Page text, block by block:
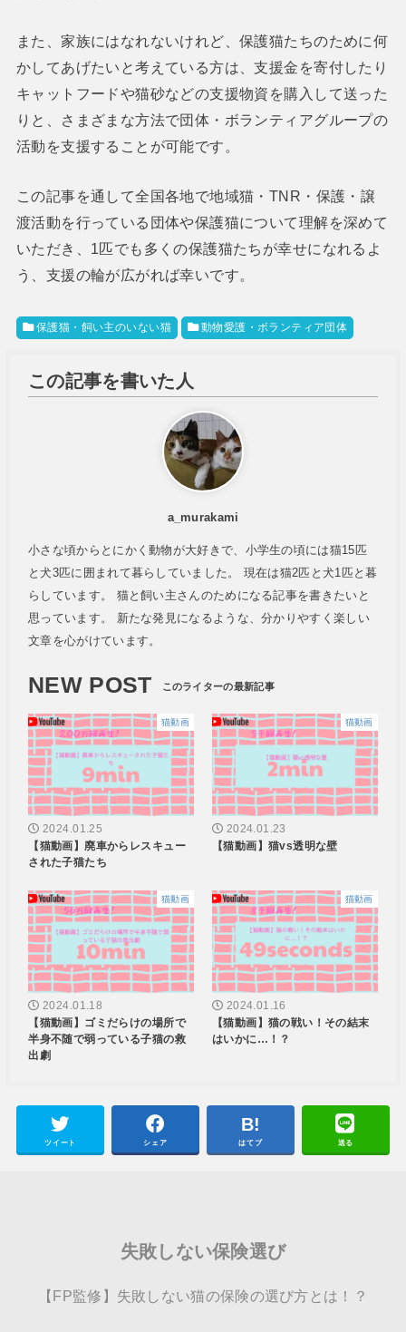
また、家族にはなれないけれど、保護猫たちのために何
かしてあげたいと考えている方は、支援金を寄付したり
キャットフードや猫砂などの支援物資を購入して送った
りと、さまざまな方法で団体・ボランティアグループの
活動を支援することが可能です。
この記事を通して全国各地で地域猫・TNR・保護・譲
渡活動を行っている団体や保護猫について理解を深めて
いただき、1匹でも多くの保護猫たちが幸せになれるよ
う、支援の輪が広がれば幸いです。
保護猫・飼い主のいない猫 動物愛護・ボランティア団体
この記事を書いた人
a_murakami
小さな頃からとにかく動物が大好きで、小学生の頃には猫15匹
と犬3匹に囲まれて暮らしていました。 現在は猫2匹と犬1匹と暮
らしています。 猫と飼い主さんのためになる記事を書きたいと
思っています。 新たな発見になるような、分かりやすく楽しい
文章を心がけています。
NEW POST
猫動画
2024.01.25
【猫動画】廃車からレスキュー
された子猫たち
猫動画
2024.01.23
【猫動画】猫vs透明な壁
猫動画
2024.01.18
【猫動画】ゴミだらけの場所で
半身不随で弱っている子猫の救
出劇
猫動画
2024.01.16
【猫動画】猫の戦い！その結末
はいかに…！？
ツイート シェア はてブ 送る
失敗しない保険選び
【FP監修】失敗しない猫の保険の選び方とは！？